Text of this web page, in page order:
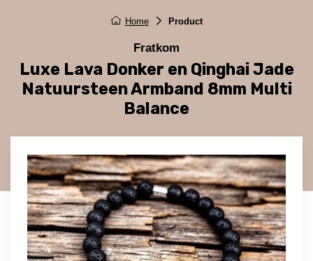
Home Product
Fratkom
Luxe Lava Donker en Qinghai Jade
Natuursteen Armband 8mm Multi
Balance